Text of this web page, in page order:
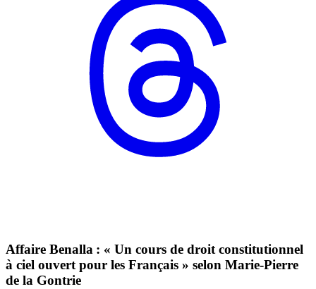
Affaire Benalla : « Un cours de droit constitutionnel
à ciel ouvert pour les Français » selon Marie-Pierre
de la Gontrie